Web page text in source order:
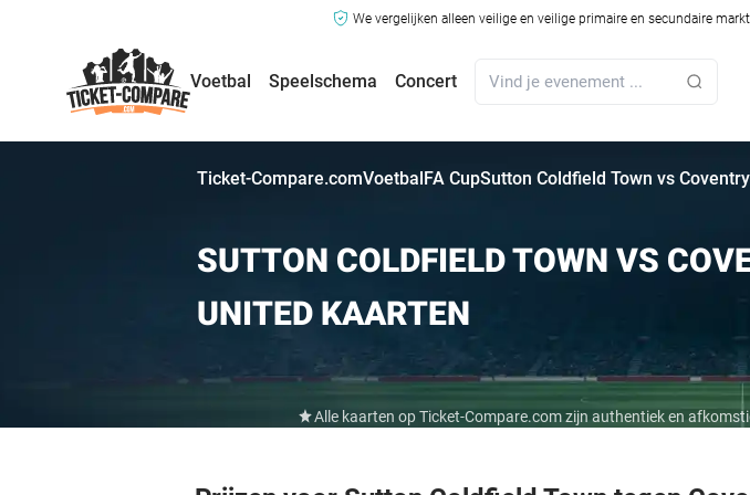
We vergelijken alleen veilige en veilige primaire en secundaire
Voetbal Speelschema Concert
Ticket-Compare.comVoetbalFA CupSutton Coldfield Town vs
SUTTON COLDFIELD TOWN VS
UNITED KAARTEN
Alle kaarten op Ticket-Compare.com zijn authentiek en